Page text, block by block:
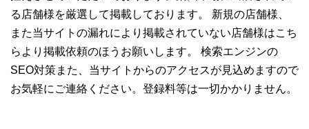
る店舗様を厳選して掲載しております。 新規の店舗様、
また当サイトの漏れにより掲載されていない店舗様はこち
らより掲載依頼のほうお願いします。 検索エンジンの
SEO対策また、当サイトからのアクセスが見込めますので
お気軽にご連絡ください。登録料等は一切かかりません。